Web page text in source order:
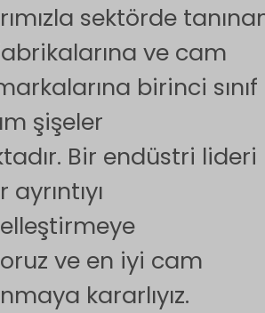
sektörde
ve cam
birinci sınıf
şişeler
Bir endüstri lideri
ve en iyi cam
kararlıyız.